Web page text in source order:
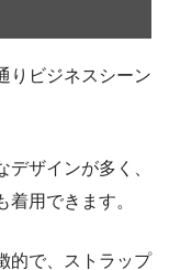
りビジネスシーン
ザインが多く、
用できます。
的で、ストラップ